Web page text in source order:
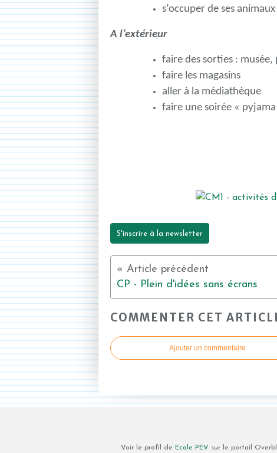
s’occuper de ses animaux
A l’extérieur
faire des sorties :
faire les magasins
aller à la médiathèque
faire une soirée « pyjama
S'inscrire à la newsletter
CP - Plein d'idées sans écrans
COMMENTER CET
Ajouter un commentaire
Voir le profil de Ecole PEV sur le portail